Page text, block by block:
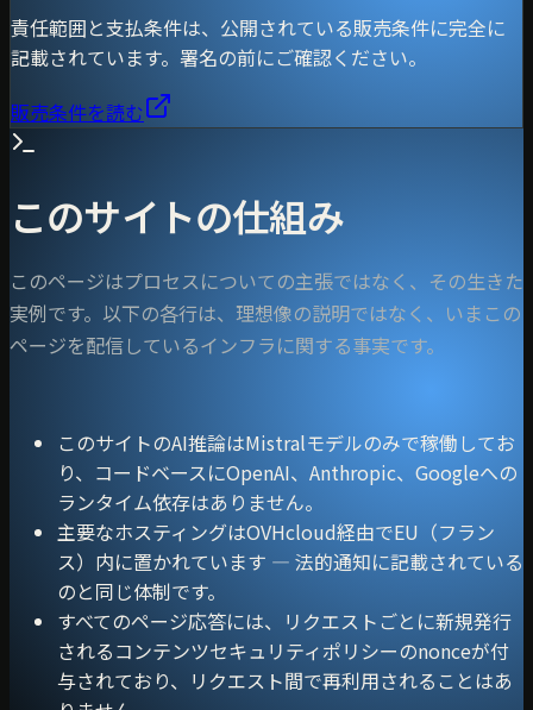
責任範囲と支払条件は、公開されている販売条件に完全に
記載されています。署名の前にご確認ください。
販売条件を読む
このサイトの仕組み
このページはプロセスについての主張ではなく、その生きた
実例です。以下の各行は、理想像の説明ではなく、いまこの
ページを配信しているインフラに関する事実です。
このサイトのAI推論はMistralモデルのみで稼働してお
り、コードベースにOpenAI、Anthropic、Googleへの
ランタイム依存はありません。
主要なホスティングはOVHcloud経由でEU（フラン
ス）内に置かれています — 法的通知に記載されている
のと同じ体制です。
すべてのページ応答には、リクエストごとに新規発行
されるコンテンツセキュリティポリシーのnonceが付
与されており、リクエスト間で再利用されることはあ